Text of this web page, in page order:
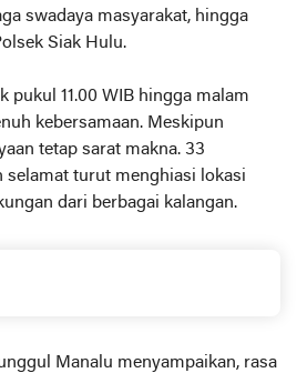
swadaya masyarakat, hingga
Siak Hulu.
pukul 11.00 WIB hingga malam
kebersamaan. Meskipun
tetap sarat makna. 33
selamat turut menghiasi lokasi
dari berbagai kalangan.
Manalu menyampaikan, rasa